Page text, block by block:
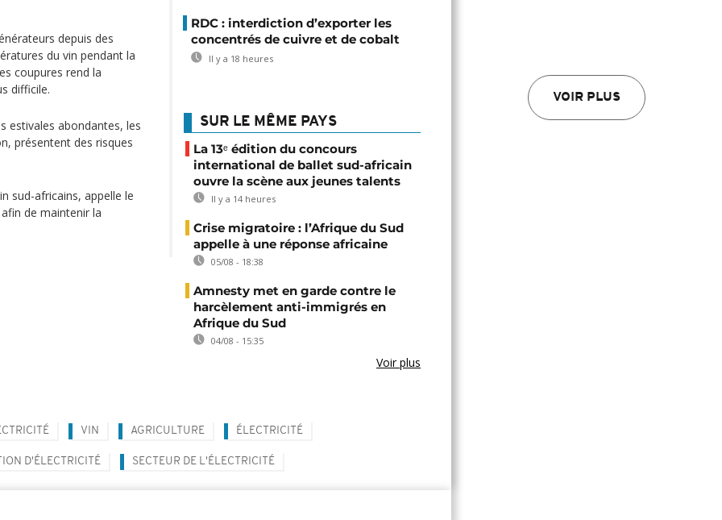
VOIR PLUS
depuis des
du vin pendant la
coupures rend la
difficile.
estivales abondantes, les
présentent des risques
sud-africains, appelle le
de maintenir la
RDC : interdiction d’exporter les
concentrés de cuivre et de cobalt
Il y a 18 heures
SUR LE MÊME PAYS
La 13ᵉ édition du concours
international de ballet sud-africain
ouvre la scène aux jeunes talents
Il y a 14 heures
Crise migratoire : l’Afrique du Sud
appelle à une réponse africaine
05/08 - 18:38
Amnesty met en garde contre le
harcèlement anti-immigrés en
Afrique du Sud
04/08 - 15:35
Voir plus
VIN AGRICULTURE ÉLECTRICITÉ
D'ÉLECTRICITÉ SECTEUR DE L'ÉLECTRICITÉ